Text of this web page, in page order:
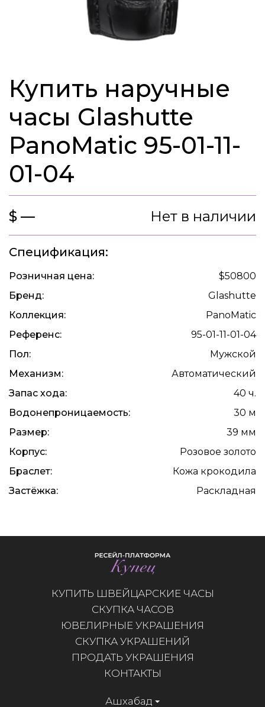
Купить наручные
часы Glashutte
PanoMatic 95-01-11-
01-04
$ — Нет в наличии
Спецификация:
Розничная цена:
$50800
Бренд:
Glashutte
Коллекция:
PanoMatic
Референс:
95-01-11-01-04
Пол:
Мужской
Механизм:
Автоматический
Запас хода:
40 ч.
Водонепроницаемость:
30 м
Размер:
39 мм
Корпус:
Розовое золото
Браслет:
Кожа крокодила
Застёжка:
Раскладная
КУПИТЬ ШВЕЙЦАРСКИЕ ЧАСЫ
СКУПКА ЧАСОВ
ЮВЕЛИРНЫЕ УКРАШЕНИЯ
СКУПКА УКРАШЕНИЙ
ПРОДАТЬ УКРАШЕНИЯ
КОНТАКТЫ
Ашхабад